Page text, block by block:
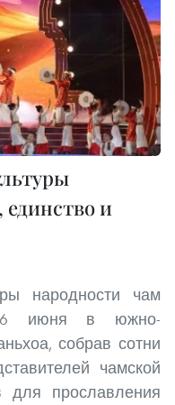
единство и
народности чам
26 июня в южно-
собрав сотни
чамской
прославления